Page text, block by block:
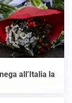
all’Italia la